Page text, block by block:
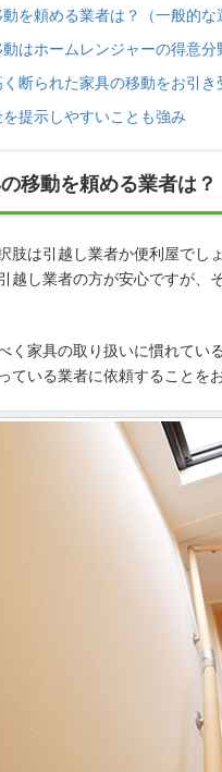
を頼める業者は？（一般的な
はホームレンジャーの得意分
断られた家具の移動をお引き
提示しやすいことも強み
移動を頼める業者は？
肢は引越し業者か便利屋でし
越し業者の方が安心ですが、
く家具の取り扱いに慣れてい
ている業者に依頼することを